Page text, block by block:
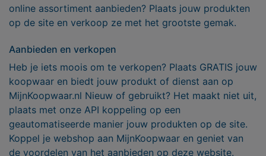
online assortiment aanbieden? Plaats jouw produkten
op de site en verkoop ze met het grootste gemak.
Aanbieden en verkopen
Heb je iets moois om te verkopen? Plaats GRATIS jouw
koopwaar en biedt jouw produkt of dienst aan op
MijnKoopwaar.nl Nieuw of gebruikt? Het maakt niet uit,
plaats met onze API koppeling op een
geautomatiseerde manier jouw produkten op de site.
Koppel je webshop aan MijnKoopwaar en geniet van
de voordelen van het aanbieden op deze website.